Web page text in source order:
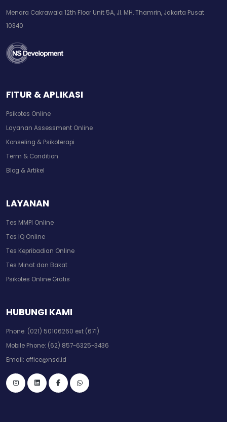
Menara Cakrawala 12th Floor Unit 5A, Jl. MH. Thamrin, Jakarta Pusat
10340
FITUR & APLIKASI
Psikotes Online
Layanan Assessment Online
Konseling & Psikoterapi
Term & Condition
Blog & Artikel
LAYANAN
Tes MMPI Online
Tes IQ Online
Tes Kepribadian Online
Tes Minat dan Bakat
Psikotes Online Gratis
HUBUNGI KAMI
Phone: (021) 50106260 ext (671)
Mobile Phone: (62) 857-6325-3436
Email: office@nsd.id